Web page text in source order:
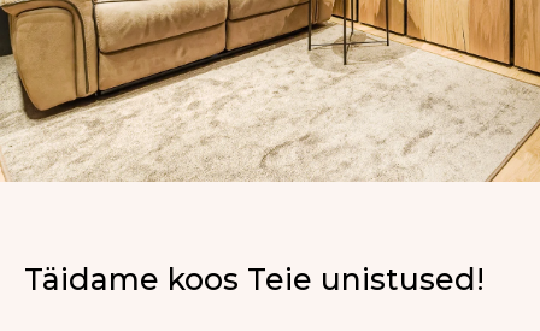
Täidame koos Teie unistused!